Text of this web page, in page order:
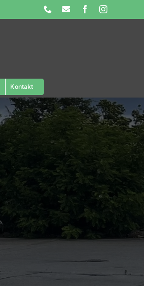
PhoneE-
FacebookInstagram
Kontakt